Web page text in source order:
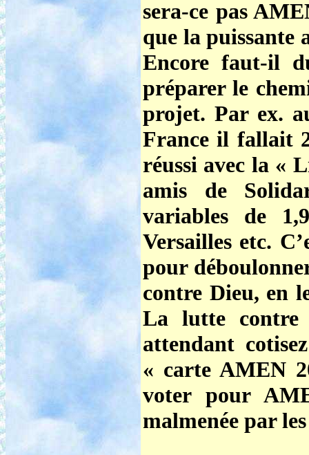
sera-ce pas
que la puissante
Encore faut-il
préparer le
projet. Par ex.
France il fallait
réussi avec la «
amis de
variables de
Versailles etc.
pour
contre Dieu, en
La lutte contre
attendant
« carte AMEN
voter pour
malmenée par